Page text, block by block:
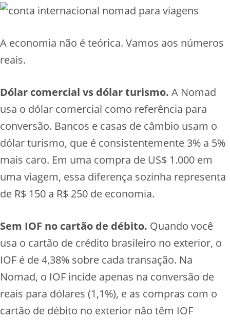
A economia não é teórica. Vamos aos números
reais.
Dólar comercial vs dólar turismo. A Nomad
usa o dólar comercial como referência para
conversão. Bancos e casas de câmbio usam o
dólar turismo, que é consistentemente 3% a 5%
mais caro. Em uma compra de US$ 1.000 em
uma viagem, essa diferença sozinha representa
de R$ 150 a R$ 250 de economia.
Sem IOF no cartão de débito. Quando você
usa o cartão de crédito brasileiro no exterior, o
IOF é de 4,38% sobre cada transação. Na
Nomad, o IOF incide apenas na conversão de
reais para dólares (1,1%), e as compras com o
cartão de débito no exterior não têm IOF